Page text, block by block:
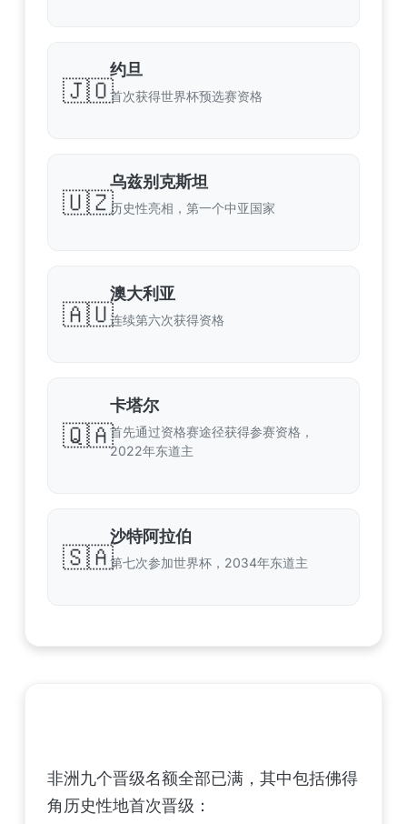
🇯🇴
约旦
首次获得世界杯预选赛资格
🇺🇿
乌兹别克斯坦
历史性亮相，第一个中亚国家
🇦🇺
澳大利亚
连续第六次获得资格
🇶🇦
卡塔尔
首先通过资格赛途径获得参赛资格，
2022年东道主
🇸🇦
沙特阿拉伯
第七次参加世界杯，2034年东道主
非洲九个晋级名额全部已满，其中包括佛得
角历史性地首次晋级：